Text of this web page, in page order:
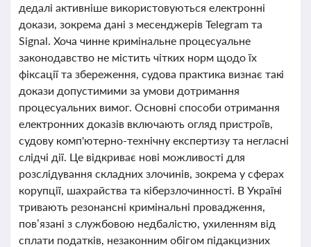
дедалі активніше використовуються електронні
докази, зокрема дані з месенджерів Telegram та
Signal. Хоча чинне кримінальне процесуальне
законодавство не містить чітких норм щодо їх
фіксації та збереження, судова практика визнає такі
докази допустимими за умови дотримання
процесуальних вимог. Основні способи отримання
електронних доказів включають огляд пристроїв,
судову комп'ютерно-технічну експертизу та негласні
слідчі дії. Це відкриває нові можливості для
розслідування складних злочинів, зокрема у сферах
корупції, шахрайства та кіберзлочинності. В Україні
тривають резонансні кримінальні провадження,
пов’язані з службовою недбалістю, ухиленням від
сплати податків, незаконним обігом підакцизних